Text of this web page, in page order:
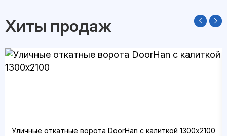
Хиты продаж
Уличные откатные ворота DoorHan с калиткой 1300х2100